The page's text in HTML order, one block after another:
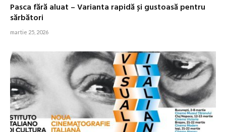
Pasca fără aluat – Varianta rapidă și gustoasă pentru
sărbători
martie 25, 2026